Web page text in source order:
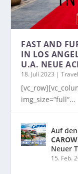
FAST AND
IN LOS
U.A. NEUE
18. Juli 2023 |Travel
img_size=“full“...
Auf
Neuer
15. Feb.